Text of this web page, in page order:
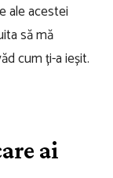
ale acestei
să mă
cum ți-a ieșit.
ai